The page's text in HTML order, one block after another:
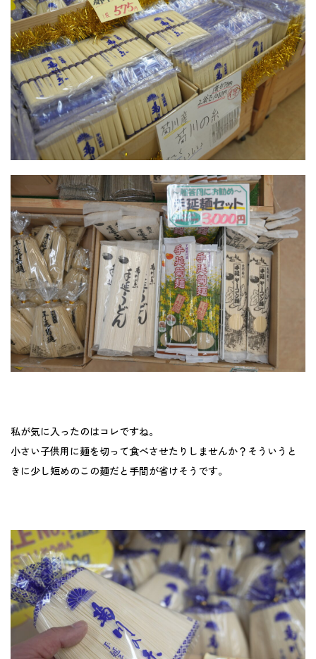
私が気に入ったのはコレですね。
小さい子供用に麺を切って食べさせたりしませんか？そういうと
きに少し短めのこの麺だと手間が省けそうです。